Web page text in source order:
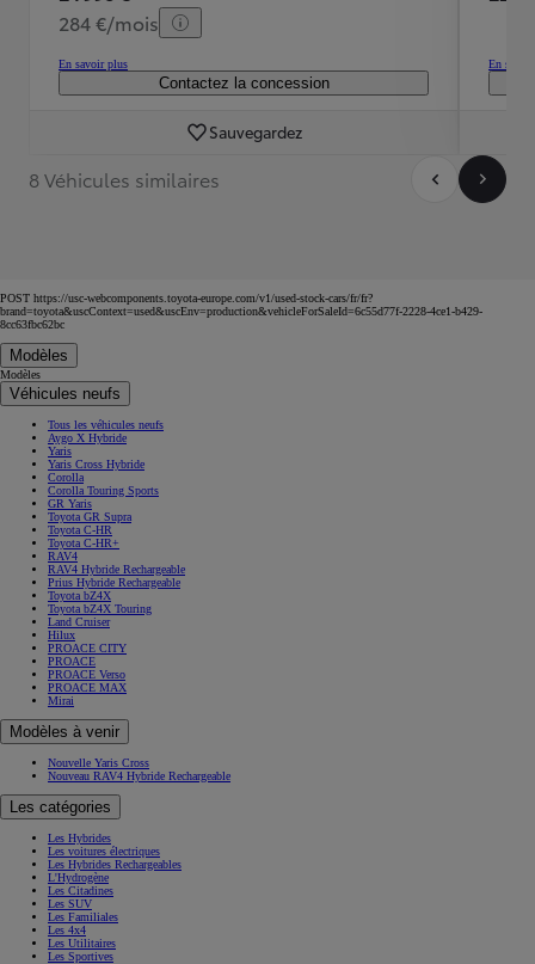
284 €/mois
En savoir plus
Contactez la concession
Sauvegardez
En
8 Véhicules similaires
POST https://usc-webcomponents.toyota-europe.com/v1/used-stock-cars/fr/fr?
brand=toyota&uscContext=used&uscEnv=production&vehicleForSaleId=6c55d77f-2228-4ce1-b429-
8cc63fbc62bc
Modèles
Modèles
Véhicules neufs
Tous les véhicules neufs
Aygo X Hybride
Yaris
Yaris Cross Hybride
Corolla
Corolla Touring Sports
GR Yaris
Toyota GR Supra
Toyota C-HR
Toyota C-HR+
RAV4
RAV4 Hybride Rechargeable
Prius Hybride Rechargeable
Toyota bZ4X
Toyota bZ4X Touring
Land Cruiser
Hilux
PROACE CITY
PROACE
PROACE Verso
PROACE MAX
Mirai
Modèles à venir
Nouvelle Yaris Cross
Nouveau RAV4 Hybride Rechargeable
Les catégories
Les Hybrides
Les voitures électriques
Les Hybrides Rechargeables
L'Hydrogène
Les Citadines
Les SUV
Les Familiales
Les 4x4
Les Utilitaires
Les Sportives